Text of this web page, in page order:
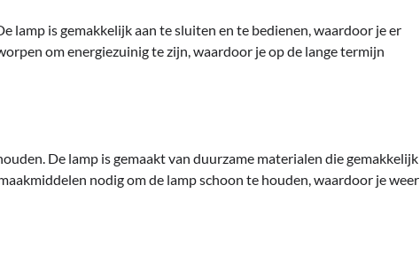
lamp is gemakkelijk aan te sluiten en te bedienen, waardoor je er
om energiezuinig te zijn, waardoor je op de lange termijn
De lamp is gemaakt van duurzame materialen die gemakkelijk
nodig om de lamp schoon te houden, waardoor je weer